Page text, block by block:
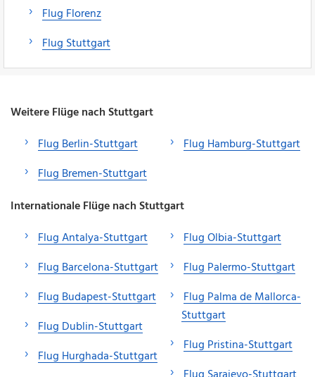
Flug Florenz
Flug Stuttgart
Weitere Flüge nach Stuttgart
Flug Berlin-Stuttgart
Flug Bremen-Stuttgart
Flug Hamburg-Stuttgart
Internationale Flüge nach Stuttgart
Flug Antalya-Stuttgart
Flug Barcelona-Stuttgart
Flug Budapest-Stuttgart
Flug Dublin-Stuttgart
Flug Hurghada-Stuttgart
Flug Olbia-Stuttgart
Flug Palermo-Stuttgart
Flug Palma de Mallorca-
Stuttgart
Flug Pristina-Stuttgart